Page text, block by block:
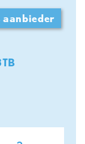
aanbieder